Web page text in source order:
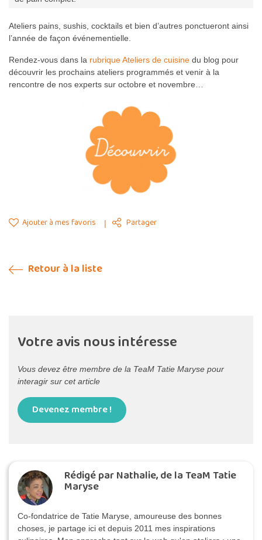
Ateliers pains, sushis, cocktails et bien d’autres ponctueront ainsi
l’année de façon événementielle.
rubrique Ateliers de cuisine
du blog pour
découvrir les prochains ateliers programmés et venir à la
rencontre de nos experts sur octobre et novembre…
Ajouter à mes favoris Partager
Retour à la liste
Votre avis nous intéresse
Vous devez être membre de la TeaM Tatie Maryse pour
interagir sur cet article
Devenez membre !
Rédigé par Nathalie, de la TeaM Tatie
Maryse
Co-fondatrice de Tatie Maryse, amoureuse des bonnes
choses, je partage ici et depuis 2011 mes inspirations